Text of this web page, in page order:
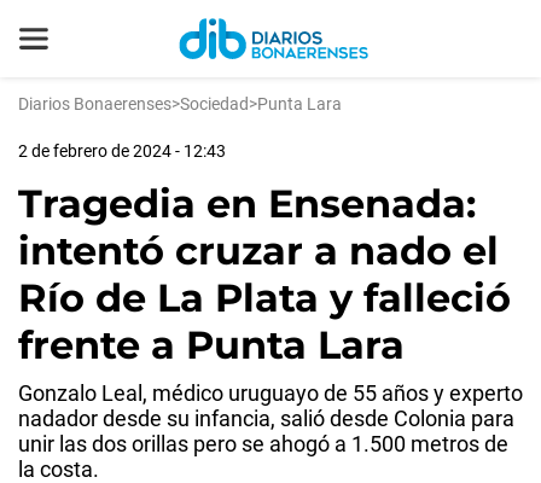
Diarios Bonaerenses>Sociedad>Punta Lara
2 de febrero de 2024 - 12:43
Tragedia en Ensenada:
intentó cruzar a nado el
Río de La Plata y falleció
frente a Punta Lara
Gonzalo Leal, médico uruguayo de 55 años y experto
nadador desde su infancia, salió desde Colonia para
unir las dos orillas pero se ahogó a 1.500 metros de
la costa.